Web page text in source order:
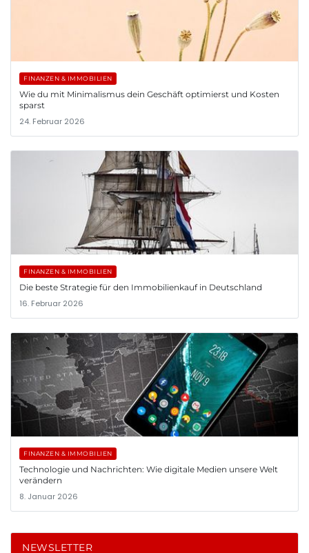
FINANZEN & IMMOBILIEN
Wie du mit Minimalismus dein Geschäft optimierst und Kosten
sparst
24. Februar 2026
FINANZEN & IMMOBILIEN
Die beste Strategie für den Immobilienkauf in Deutschland
16. Februar 2026
FINANZEN & IMMOBILIEN
Technologie und Nachrichten: Wie digitale Medien unsere Welt
verändern
8. Januar 2026
NEWSLETTER